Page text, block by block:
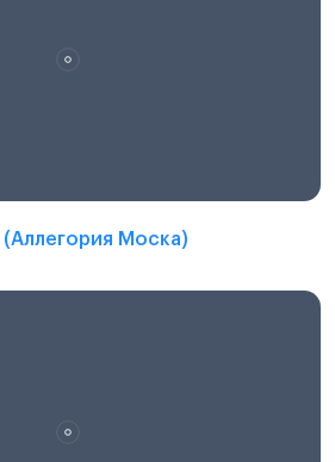
Моска)